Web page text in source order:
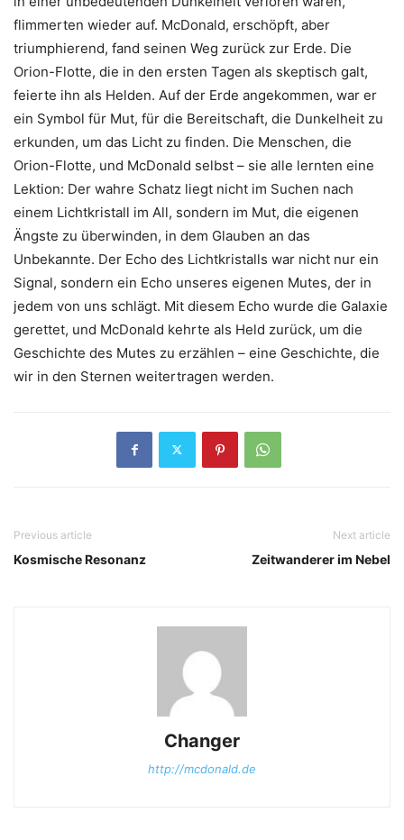
flimmerten wieder auf. McDonald, erschöpft, aber
triumphierend, fand seinen Weg zurück zur Erde. Die
Orion-Flotte, die in den ersten Tagen als skeptisch galt,
feierte ihn als Helden. Auf der Erde angekommen, war er
ein Symbol für Mut, für die Bereitschaft, die Dunkelheit zu
erkunden, um das Licht zu finden. Die Menschen, die
Orion-Flotte, und McDonald selbst – sie alle lernten eine
Lektion: Der wahre Schatz liegt nicht im Suchen nach
einem Lichtkristall im All, sondern im Mut, die eigenen
Ängste zu überwinden, in dem Glauben an das
Unbekannte. Der Echo des Lichtkristalls war nicht nur ein
Signal, sondern ein Echo unseres eigenen Mutes, der in
jedem von uns schlägt. Mit diesem Echo wurde die Galaxie
gerettet, und McDonald kehrte als Held zurück, um die
Geschichte des Mutes zu erzählen – eine Geschichte, die
wir in den Sternen weitertragen werden.
Previous article
Kosmische Resonanz
Next article
Zeitwanderer im Nebel
Changer
http://mcdonald.de